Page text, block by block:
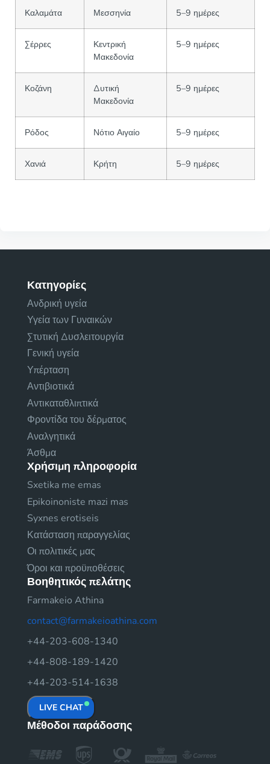
Καλαμάτα Μεσσηνία 5–9 ημέρες
Σέρρες
Κεντρική
Μακεδονία
5–9 ημέρες
Κοζάνη
Δυτική
Μακεδονία
5–9 ημέρες
Ρόδος Νότιο Αιγαίο 5–9 ημέρες
Χανιά Κρήτη 5–9 ημέρες
Κατηγορίες
Ανδρική υγεία
Υγεία των Γυναικών
Στυτική Δυσλειτουργία
Γενική υγεία
Υπέρταση
Αντιβιοτικά
Αντικαταθλιπτικά
Φροντίδα του δέρματος
Αναλγητικά
Άσθμα
Χρήσιμη πληροφορία
Sxetika me emas
Epikoinoniste mazi mas
Syxnes erotiseis
Κατάσταση παραγγελίας
Οι πολιτικές μας
Όροι και προϋποθέσεις
Βοηθητικός πελάτης
Farmakeio Athina
contact@farmakeioathina.com
+44-203-608-1340
+44-808-189-1420
+44-203-514-1638
LIVE CHAT
Μέθοδοι παράδοσης